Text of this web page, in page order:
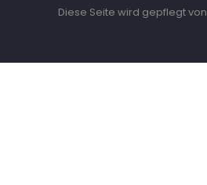
Diese Seite wird gepflegt von